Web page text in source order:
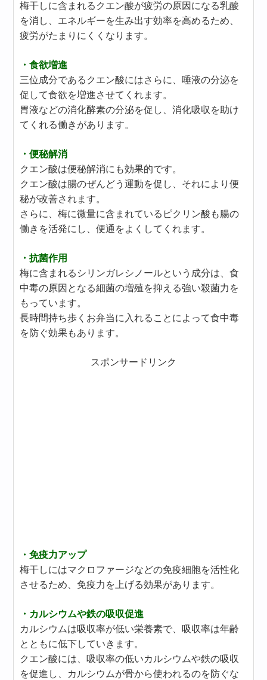
梅干しに含まれるクエン酸が疲労の原因になる乳酸
を消し、エネルギーを生み出す効率を高めるため、
疲労がたまりにくくなります。
・食欲増進
三位成分であるクエン酸にはさらに、唾液の分泌を
促して食欲を増進させてくれます。
胃液などの消化酵素の分泌を促し、消化吸収を助け
てくれる働きがあります。
・便秘解消
クエン酸は便秘解消にも効果的です。
クエン酸は腸のぜんどう運動を促し、それにより便
秘が改善されます。
さらに、梅に微量に含まれているピクリン酸も腸の
働きを活発にし、便通をよくしてくれます。
・抗菌作用
梅に含まれるシリンガレシノールという成分は、食
中毒の原因となる細菌の増殖を抑える強い殺菌力を
もっています。
長時間持ち歩くお弁当に入れることによって食中毒
を防ぐ効果もあります。
スポンサードリンク
・免疫力アップ
梅干しにはマクロファージなどの免疫細胞を活性化
させるため、免疫力を上げる効果があります。
・カルシウムや鉄の吸収促進
カルシウムは吸収率が低い栄養素で、吸収率は年齢
とともに低下していきます。
クエン酸には、吸収率の低いカルシウムや鉄の吸収
を促進し、カルシウムが骨から使われるのを防ぐな